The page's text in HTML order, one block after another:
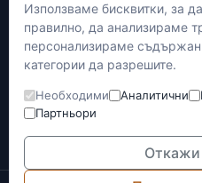
+(359) 898 719431
улица Панайот Волов 42,
Наложен платеж
Банков превод
Доставка с Еконт
Използваме бисквитки, за
правилно, да анализираме
персонализираме
категории да разрешите.
Необходими Аналитични
Партньори
Откажи